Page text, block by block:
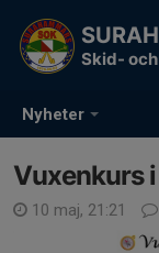
Nyheter
Skid-
Vuxenkurs
10 maj, 21:21